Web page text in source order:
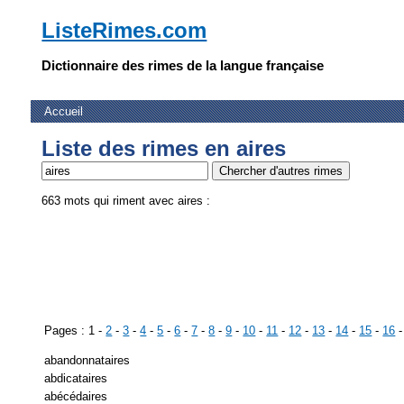
ListeRimes.com
Dictionnaire des rimes de la langue française
Accueil
Liste des rimes en aires
663 mots qui riment avec aires :
Pages : 1 -2 -3 -4 -5 -6 -7 -8 -9 - 10 - 11 - 12 - 13 - 14 - 15 - 16
abandonnataires
abdicataires
abécédaires